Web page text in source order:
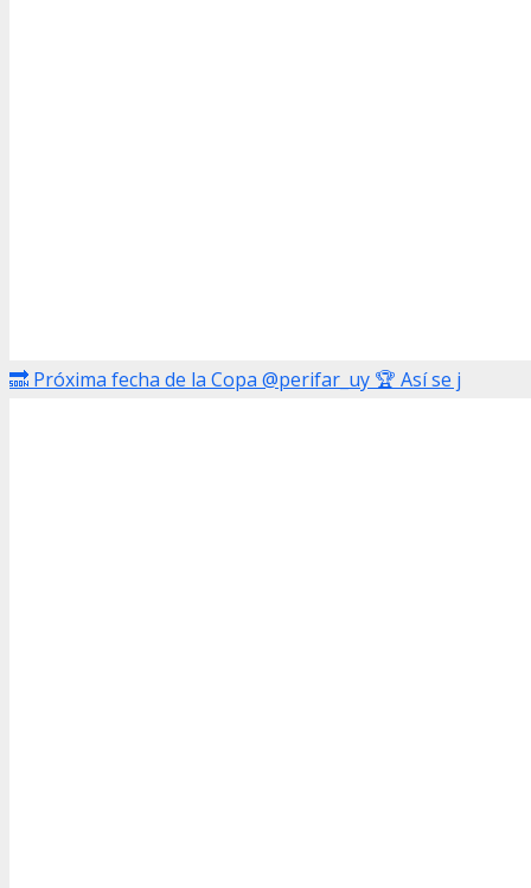
🔜 Próxima fecha de la Copa @perifar_uy 🏆 Así se j